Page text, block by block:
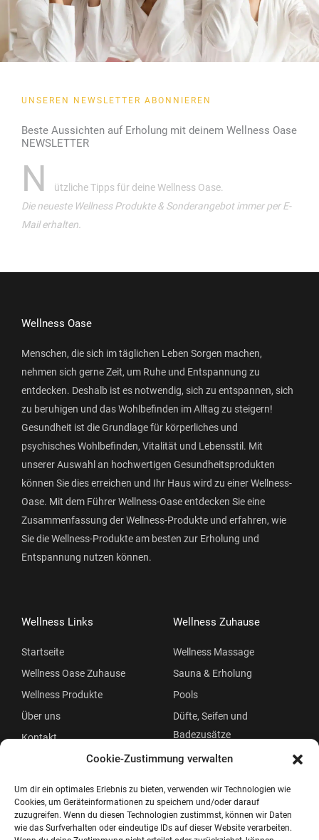
Cookie-Zustimmung verwalten
Um dir ein optimales Erlebnis zu bieten, verwenden wir Technologien wie
Cookies, um Geräteinformationen zu speichern und/oder darauf
zuzugreifen. Wenn du diesen Technologien zustimmst, können wir Daten
wie das Surfverhalten oder eindeutige IDs auf dieser Website verarbeiten.
UNSEREN NEWSLETTER ABONNIEREN
Beste Aussichten auf Erholung mit deinem Wellness Oase
NEWSLETTER
N
ützliche Tipps für deine Wellness Oase.
Die neueste Wellness Produkte & Sonderangebot immer per E-
Mail erhalten.
Wellness Oase
Menschen, die sich im täglichen Leben Sorgen machen,
nehmen sich gerne Zeit, um Ruhe und Entspannung zu
entdecken. Deshalb ist es notwendig, sich zu entspannen, sich
zu beruhigen und das Wohlbefinden im Alltag zu steigern!
Gesundheit ist die Grundlage für körperliches und
psychisches Wohlbefinden, Vitalität und Lebensstil. Mit
unserer Auswahl an hochwertigen Gesundheitsprodukten
können Sie dies erreichen und Ihr Haus wird zu einer Wellness-
Oase. Mit dem Führer Wellness-Oase entdecken Sie eine
Zusammenfassung der Wellness-Produkte und erfahren, wie
Sie die Wellness-Produkte am besten zur Erholung und
Entspannung nutzen können.
Wellness Links
Startseite
Wellness Oase Zuhause
Wellness Produkte
Über uns
Kontakt
Wellness Zuhause
Wellness Massage
Sauna & Erholung
Pools
Düfte, Seifen und
Badezusätze
Beauty